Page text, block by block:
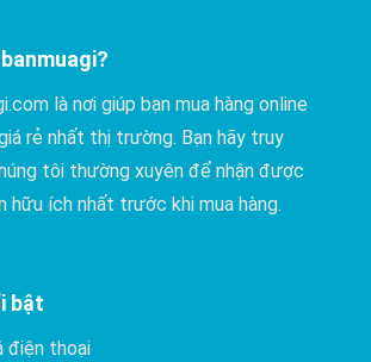
là nơi giúp bạn mua hàng online
rẻ nhất thị trường. Bạn hãy truy
tôi thường xuyên để nhận được
hữu ích nhất trước khi mua hàng.
bật
điện thoại